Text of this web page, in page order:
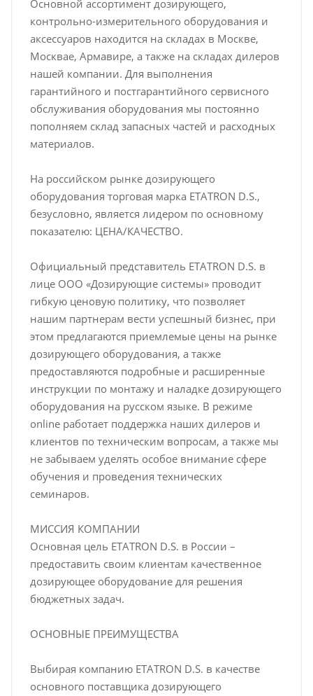
Основной ассортимент дозирующего,
контрольно-измерительного оборудования и
аксессуаров находится на складах в Москве,
Москвае, Армавире, а также на складах дилеров
нашей компании. Для выполнения
гарантийного и постгарантийного сервисного
обслуживания оборудования мы постоянно
пополняем склад запасных частей и расходных
материалов.
На российском рынке дозирующего
оборудования торговая марка ETATRON D.S.,
безусловно, является лидером по основному
показателю: ЦЕНА/КАЧЕСТВО.
Официальный представитель ETATRON D.S. в
лице ООО «Дозирующие системы» проводит
гибкую ценовую политику, что позволяет
нашим партнерам вести успешный бизнес, при
этом предлагаются приемлемые цены на рынке
дозирующего оборудования, а также
предоставляются подробные и расширенные
инструкции по монтажу и наладке дозирующего
оборудования на русском языке. В режиме
online работает поддержка наших дилеров и
клиентов по техническим вопросам, а также мы
не забываем уделять особое внимание сфере
обучения и проведения технических
семинаров.
МИССИЯ КОМПАНИИ
Основная цель ETATRON D.S. в России –
предоставить своим клиентам качественное
дозирующее оборудование для решения
бюджетных задач.
ОСНОВНЫЕ ПРЕИМУЩЕСТВА
Выбирая компанию ETATRON D.S. в качестве
основного поставщика дозирующего